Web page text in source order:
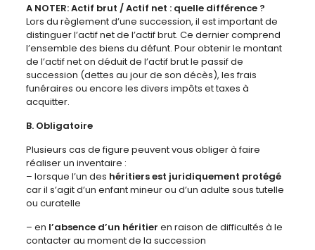
A NOTER:Actif brut / Actif net : quelle différence ?
Lors du règlement d’une succession, il est important de
distinguer l’actif net de l’actif brut. Ce dernier comprend
l’ensemble des biens du défunt. Pour obtenir le montant
de l’actif net on déduit de l’actif brut le passif de
succession (dettes au jour de son décès), les frais
funéraires ou encore les divers impôts et taxes à
acquitter.
B. Obligatoire
Plusieurs cas de figure peuvent vous obliger à faire
réaliser un inventaire :
– lorsque l’un des héritiers est juridiquement protégé
car il s’agit d’un enfant mineur ou d’un adulte sous tutelle
ou curatelle
– en l’absence d’un héritier en raison de difficultés à le
contacter au moment de la succession